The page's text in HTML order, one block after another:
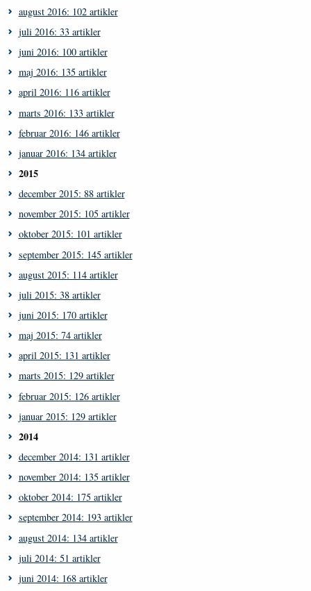
august 2016: 102 artikler
juli 2016: 33 artikler
juni 2016: 100 artikler
maj 2016: 135 artikler
april 2016: 116 artikler
marts 2016: 133 artikler
februar 2016: 146 artikler
januar 2016: 134 artikler
2015
december 2015: 88 artikler
november 2015: 105 artikler
oktober 2015: 101 artikler
september 2015: 145 artikler
august 2015: 114 artikler
juli 2015: 38 artikler
juni 2015: 170 artikler
maj 2015: 74 artikler
april 2015: 131 artikler
marts 2015: 129 artikler
februar 2015: 126 artikler
januar 2015: 129 artikler
2014
december 2014: 131 artikler
november 2014: 135 artikler
oktober 2014: 175 artikler
september 2014: 193 artikler
august 2014: 134 artikler
juli 2014: 51 artikler
juni 2014: 168 artikler